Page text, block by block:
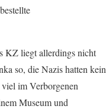
KZ liegt allerdings nicht
so, die Nazis hatten kein
im Verborgenen
Museum und